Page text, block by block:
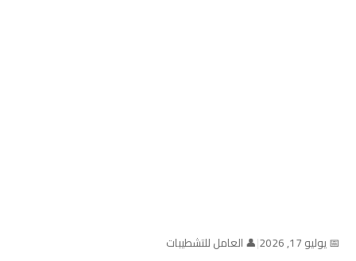
📅 يوليو 17, 2026 |👤 العامل للتشطيبات